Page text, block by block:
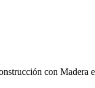
con Madera